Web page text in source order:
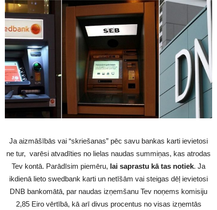
Ja aizmāšībās vai “skriešanas” pēc savu bankas karti ievietosi
ne tur, varēsi atvadīties no lielas naudas summiņas, kas atrodas
Tev kontā. Parādīsim piemēru, lai saprastu kā tas notiek. Ja
ikdienā lieto swedbank karti un netīšām vai steigas dēļ ievietosi
DNB bankomātā, par naudas izņemšanu Tev noņems komisiju
2,85 Eiro vērtībā, kā arī divus procentus no visas izņemtās